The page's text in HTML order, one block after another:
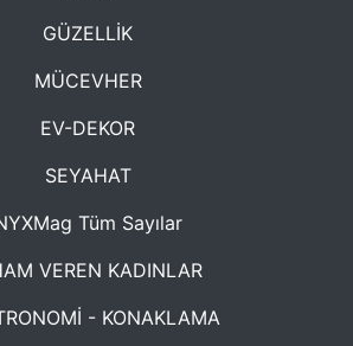
GÜZELLİK
MÜCEVHER
EV-DEKOR
SEYAHAT
Tüm Sayılar
VEREN KADINLAR
- KONAKLAMA